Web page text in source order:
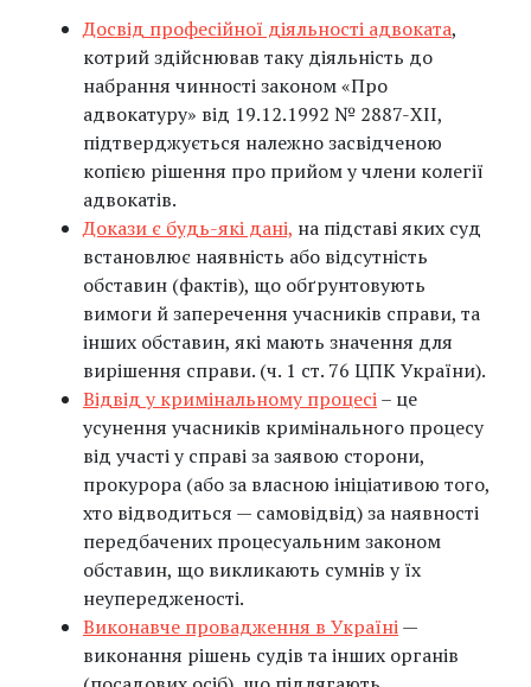
Досвід професійної діяльності адвоката,
котрий здійснював таку діяльність до
набрання чинності законом «Про
адвокатуру» від 19.12.1992 № 2887-XII,
підтверджується належно засвідченою
копією рішення про прийом у члени колегії
адвокатів.
Докази є будь-які дані, на підставі яких суд
встановлює наявність або відсутність
обставин (фактів), що обґрунтовують
вимоги й заперечення учасників справи, та
інших обставин, які мають значення для
вирішення справи. (ч. 1 ст. 76 ЦПК України).
Відвід у кримінальному процесі– це
усунення учасників кримінального процесу
від участі у справі за заявою сторони,
прокурора (або за власною ініціативою того,
хто відводиться — самовідвід) за наявності
передбачених процесуальним законом
обставин, що викликають сумнів у їх
неупередженості.
Виконавче провадження в Україні—
виконання рішень судів та інших органів